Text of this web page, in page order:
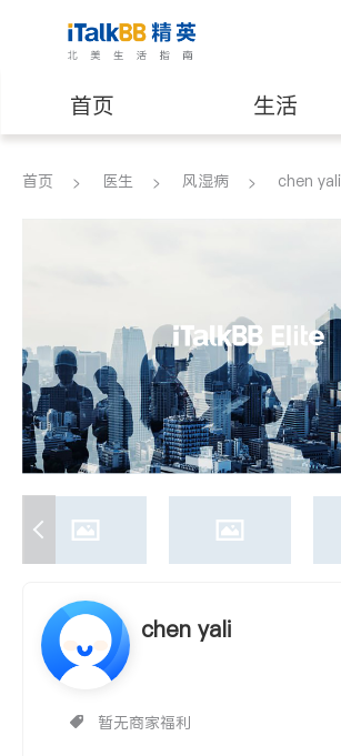
首页 生活
医生 律师
养老 非盈利组织
首页 医生 风湿病 chen yali
chen yali
暂无商家福利